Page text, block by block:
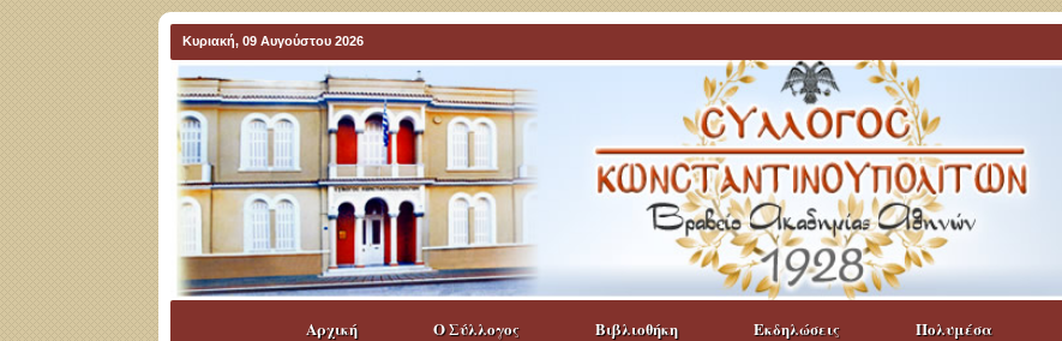
Κυριακή, 09 Αυγούστου 2026
Αρχική Ο Σύλλογος Βιβλιοθήκη Εκδηλώσεις Πολυμέσα